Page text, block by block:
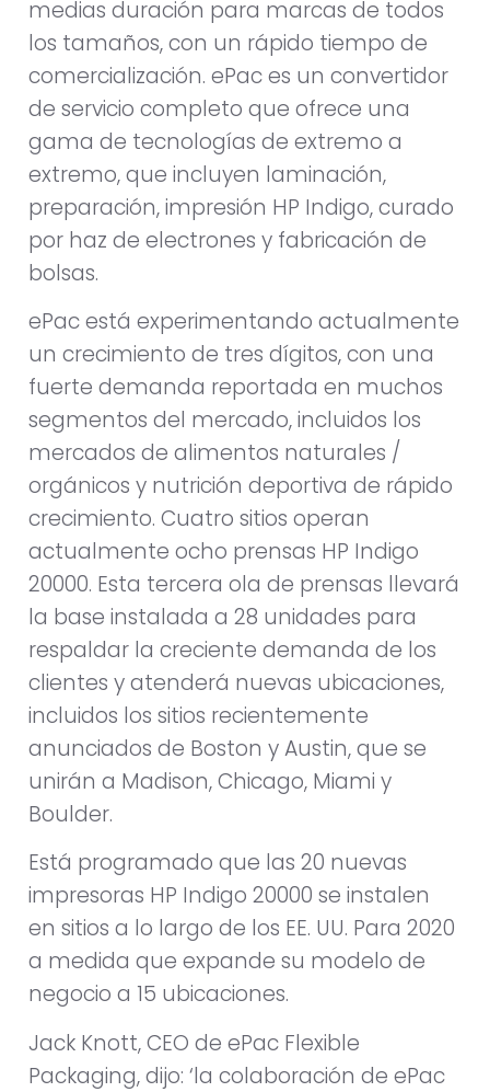
medias duración para marcas de todos
los tamaños, con un rápido tiempo de
comercialización. ePac es un convertidor
de servicio completo que ofrece una
gama de tecnologías de extremo a
extremo, que incluyen laminación,
preparación, impresión HP Indigo, curado
por haz de electrones y fabricación de
bolsas.
ePac está experimentando actualmente
un crecimiento de tres dígitos, con una
fuerte demanda reportada en muchos
segmentos del mercado, incluidos los
mercados de alimentos naturales /
orgánicos y nutrición deportiva de rápido
crecimiento. Cuatro sitios operan
actualmente ocho prensas HP Indigo
20000. Esta tercera ola de prensas llevará
la base instalada a 28 unidades para
respaldar la creciente demanda de los
clientes y atenderá nuevas ubicaciones,
incluidos los sitios recientemente
anunciados de Boston y Austin, que se
unirán a Madison, Chicago, Miami y
Boulder.
Está programado que las 20 nuevas
impresoras HP Indigo 20000 se instalen
en sitios a lo largo de los EE. UU. Para 2020
a medida que expande su modelo de
negocio a 15 ubicaciones.
Jack Knott, CEO de ePac Flexible
Packaging, dijo: ‘la colaboración de ePac